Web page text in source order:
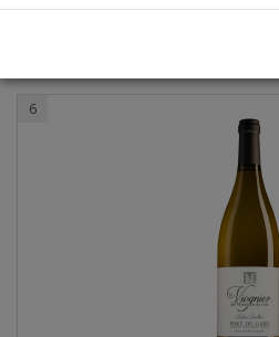
Meer
6